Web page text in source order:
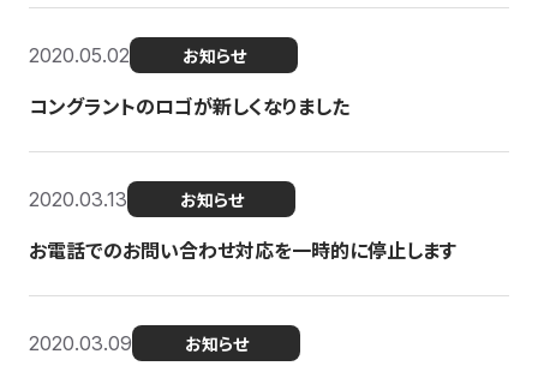
2020.05.02 お知らせ
コングラントのロゴが新しくなりました
2020.03.13 お知らせ
お電話でのお問い合わせ対応を一時的に停止します
2020.03.09 お知らせ